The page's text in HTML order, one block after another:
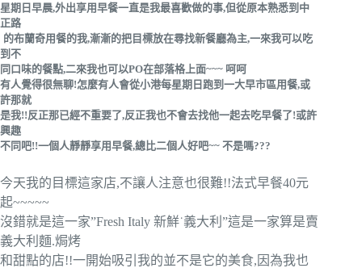
星期日早晨,外出享用早餐一直是我最喜歡做的事,但從原本熟悉到中
正路
的布蘭奇用餐的我,漸漸的把目標放在尋找新餐廳為主,一來我可以吃
到不
同口味的餐點,二來我也可以PO在部落格上面~~~ 呵呵
有人覺得很無聊!怎麼有人會從小港每星期日跑到一大早市區用餐,或
許那就
是我!!反正那已經不重要了,反正我也不會去找他一起去吃早餐了!或許
興趣
不同吧!!一個人靜靜享用早餐,總比二個人好吧~~ 不是嗎???
今天我的目標這家店,不讓人注意也很難!!法式早餐40元
起~~~~~
沒錯就是這一家”Fresh Italy 新鮮˙義大利”這是一家算是賣
義大利麵.焗烤
和甜點的店!!一開始吸引我的並不是它的美食,因為我也